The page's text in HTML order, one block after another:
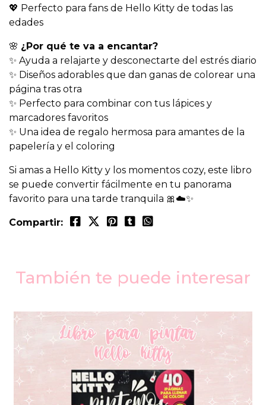
💖 Perfecto para fans de Hello Kitty de todas las
edades
🌸 ¿Por qué te va a encantar?
✨ Ayuda a relajarte y desconectarte del estrés diario
✨ Diseños adorables que dan ganas de colorear una
página tras otra
✨ Perfecto para combinar con tus lápices y
marcadores favoritos
✨ Una idea de regalo hermosa para amantes de la
papelería y el coloring
Si amas a Hello Kitty y los momentos cozy, este libro
se puede convertir fácilmente en tu panorama
favorito para una tarde tranquila 🎀☁️✨
Compartir:
También te puede interesar